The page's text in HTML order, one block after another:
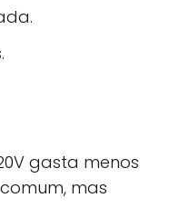
gasta menos
mas